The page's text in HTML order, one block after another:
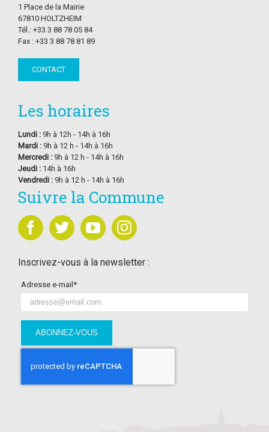
1 Place de la Mairie
67810 HOLTZHEIM
Tél.: +33 3 88 78 05 84
Fax : +33 3 88 78 81 89
CONTACT
Les horaires
Lundi : 9h à 12h - 14h à 16h
Mardi : 9h à 12 h - 14h à 16h
Mercredi : 9h à 12 h - 14h à 16h
Jeudi : 14h à 16h
Vendredi : 9h à 12 h - 14h à 16h
Suivre la Commune
Inscrivez-vous à la newsletter :
Adresse e-mail*